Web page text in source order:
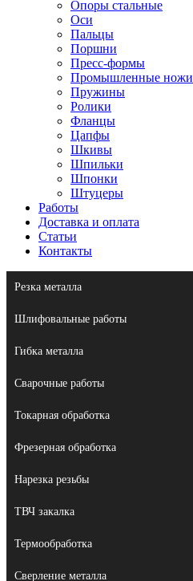
Опоры стальные
Оси
Пальцы
Поршни
Пресс-формы
Промышленные ножи
Пружины
Ролики
Фланцы
Цапфы
Шкивы
Шпильки
Шпонки
Штуцеры
Работы
Доставка и оплата
Статьи
Контакты
Резка металла
Шлифовальные работы
Гибка металла
Сварочные работы
Токарная обработка
Фрезерная обработка
Нарезка резьбы
ТВЧ закалка
Термообработка
Сверление металла